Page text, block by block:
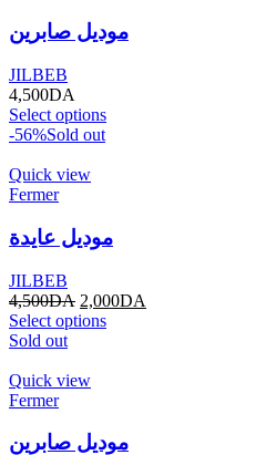
موديل صابرين
JILBEB
4,500DA
Select options
-56%Sold out
Quick view
Fermer
موديل عايدة
JILBEB
4,500DA 2,000DA
Select options
Sold out
Quick view
Fermer
موديل صابرين